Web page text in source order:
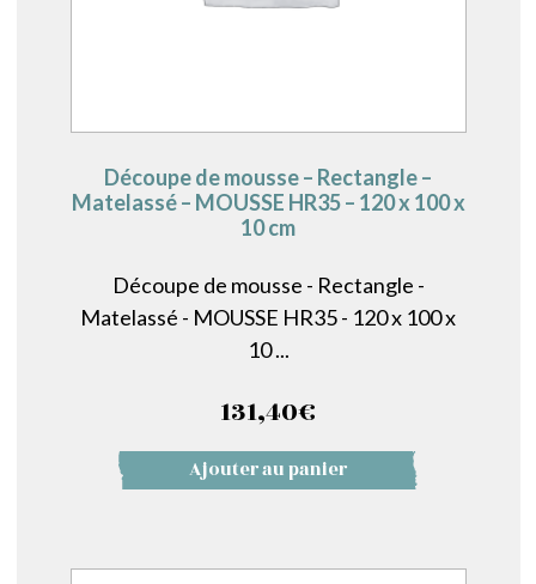
Découpe de mousse – Rectangle –
Matelassé – MOUSSE HR35 – 120 x 100 x
10 cm
Découpe de mousse - Rectangle -
Matelassé - MOUSSE HR35 - 120 x 100 x
10 ...
131,40€
Ajouter au panier